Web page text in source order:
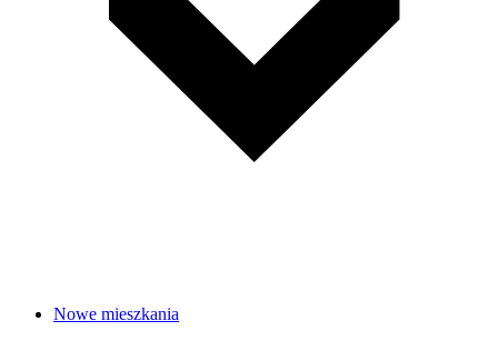
Nowe mieszkania